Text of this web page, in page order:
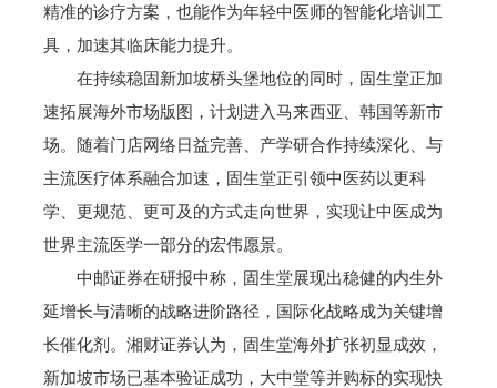
精准的诊疗方案，也能作为年轻中医师的智能化培训工
具，加速其临床能力提升。
在持续稳固新加坡桥头堡地位的同时，固生堂正加
速拓展海外市场版图，计划进入马来西亚、韩国等新市
场。随着门店网络日益完善、产学研合作持续深化、与
主流医疗体系融合加速，固生堂正引领中医药以更科
学、更规范、更可及的方式走向世界，实现让中医成为
世界主流医学一部分的宏伟愿景。
中邮证券在研报中称，固生堂展现出稳健的内生外
延增长与清晰的战略进阶路径，国际化战略成为关键增
长催化剂。湘财证券认为，固生堂海外扩张初显成效，
新加坡市场已基本验证成功，大中堂等并购标的实现快